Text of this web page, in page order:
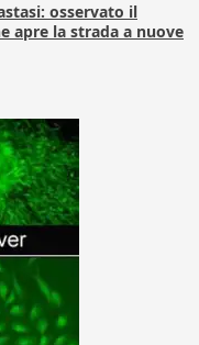
osservato il
apre la strada a nuove